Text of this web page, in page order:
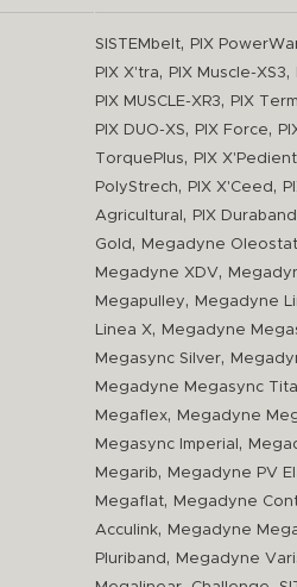
SISTEMbelt, PIX
PIX X'tra, PIX Muscle-XS3,
PIX MUSCLE-XR3, PIX
PIX DUO-XS, PIX Force,
TorquePlus, PIX X'Pedient
PolyStrech, PIX X'Ceed ,
Agricultural , PIX Duraband
Gold , Megadyne
Megadyne XDV,
Megapulley, Megadyne
Linea X, Megadyne
Megasync Silver,
Megadyne Megasync
Megaflex, Megadyne
Megasync Imperial ,
Megarib, Megadyne PV
Megaflat, Megadyne
Acculink, Megadyne
Pluriband , Megadyne